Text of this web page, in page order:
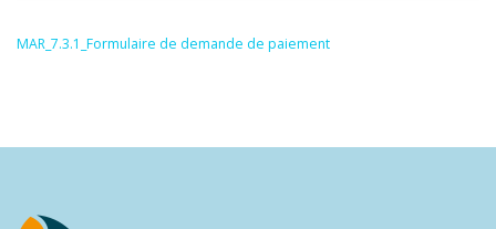
MAR_7.3.1_Formulaire de demande de paiement